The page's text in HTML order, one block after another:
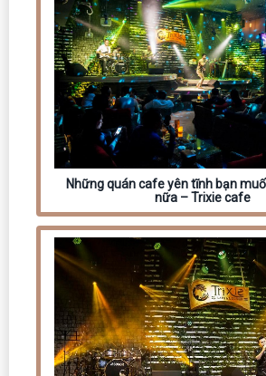
Những quán cafe yên tĩnh bạn
nữa – Trixie cafe